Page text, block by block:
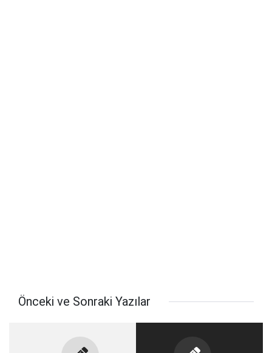
Önceki ve Sonraki Yazılar